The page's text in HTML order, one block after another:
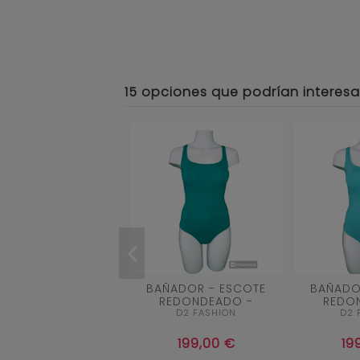
15 opciones que podrían
BAÑADOR - ESCOTE
REDONDEADO -
BANDAS EN EL TALLE
MOLDEADOR -
TIRANTES...
D2 FASHION
199,00 €
44
48
4
Añadir al carrito
D2